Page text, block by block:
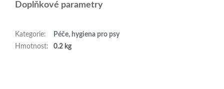
Doplňkové parametry
Kategorie:
Péče, hygiena pro psy
Hmotnost: 0.2 kg